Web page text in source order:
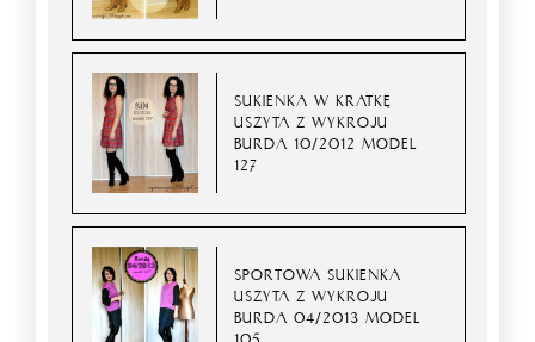
SUKIENKA W KRATKĘ
USZYTA Z WYKROJU
BURDA 10/2012 MODEL
127
SPORTOWA SUKIENKA
USZYTA Z WYKROJU
BURDA 04/2013 MODEL